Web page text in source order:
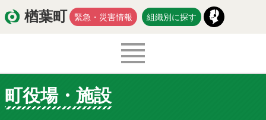
楢葉町 緊急・災害情報 組織別に探す
くらし・環境
町役場・施設